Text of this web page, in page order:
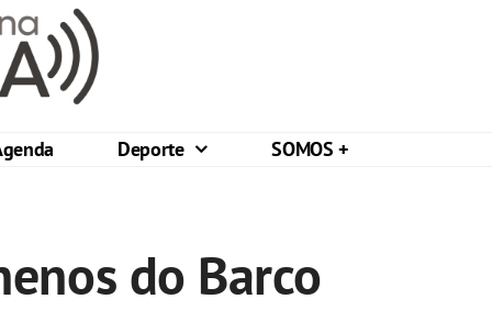
Deporte SOMOS +
do Barco